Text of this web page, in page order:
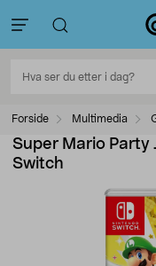
Forside Multimedia
Super Mario Party
Switch